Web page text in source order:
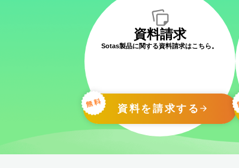
資料請求
Sotas製品に関する資料請求はこちら。
資料を請求する